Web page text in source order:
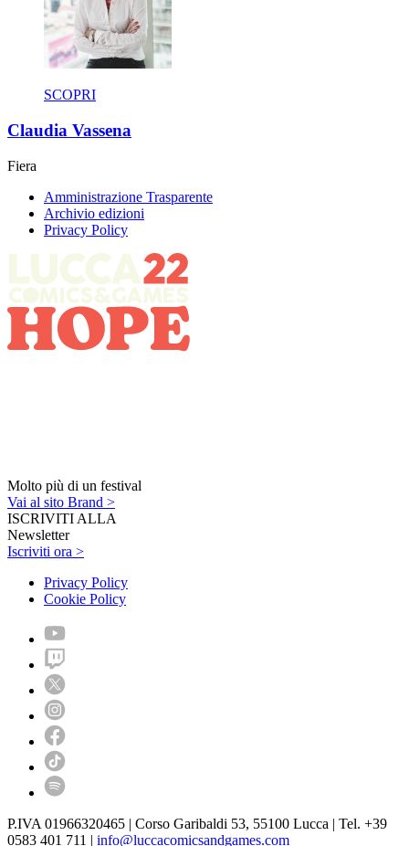
SCOPRI
Claudia Vassena
Fiera
Amministrazione Trasparente
Archivio edizioni
Privacy Policy
Molto più di un festival
Vai al sito Brand >
ISCRIVITI ALLA
Newsletter
Iscriviti ora >
Privacy Policy
Cookie Policy
P.IVA 01966320465 | Corso Garibaldi 53, 55100 Lucca | Tel. +39
0583 401 711 | info@luccacomicsandgames.com